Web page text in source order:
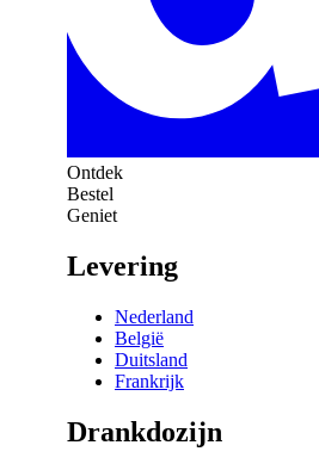
Ontdek
Bestel
Geniet
Levering
Nederland
België
Duitsland
Frankrijk
Drankdozijn